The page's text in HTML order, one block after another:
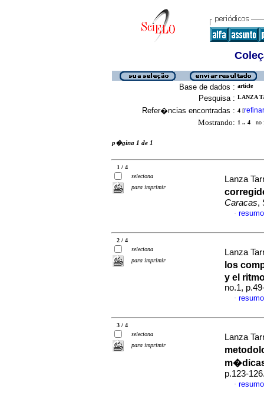
Base de dados : article
Pesquisa : LANZA
Refer�ncias encontradas : 4 [refinar
Mostrando: 1 .. 4 no
p�gina 1 de 1
1 / 4
seleciona
para imprimir
Lanza
Caracas,
·
2 / 4
seleciona
para imprimir
Lanza
los
y el
no.1,
·
3 / 4
seleciona
para imprimir
Lanza
p.123-
·